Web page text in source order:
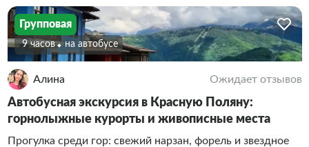
Групповая
9 часов На автобусе
Алина Ожидает отзывов
Автобусная экскурсия в Красную Поляну:
горнолыжные курорты и живописные места
Прогулка среди гор: свежий нарзан, форель и звездное